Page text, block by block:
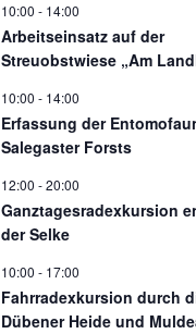
10:00 - 14:00
Arbeitseinsatz auf der
Streuobstwiese „Am
10:00 - 14:00
Erfassung der
Salegaster Forsts
12:00 -20:00
Ganztagesradexkursion
der Selke
10:00 - 17:00
Fahrradexkursion durch
Dübener Heide und